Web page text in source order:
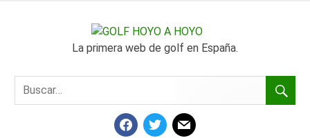
GOLF
HOYO
La primera web de golf en España.
FACEBOOKTWITTER
MAIL